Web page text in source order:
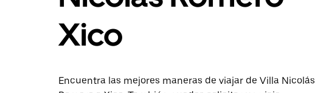
Xico
Encuentra las mejores maneras de viajar de Villa Nicolás